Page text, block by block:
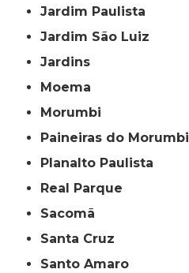
Jardim Paulista
Jardim São Luiz
Jardins
Moema
Morumbi
Paineiras do Morumbi
Planalto Paulista
Real Parque
Sacomã
Santa Cruz
Santo Amaro